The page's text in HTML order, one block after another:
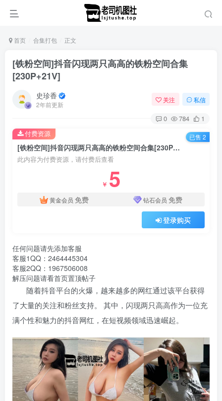
首页 合集打包 正文
[铁粉空间]抖音闪现两只高高的铁粉空间合集
[230P+21V]
史珍香
2年前更新
关注 私信
0 784 1
[铁粉空间]抖音闪现两只高高的铁粉空间合集[230P+21V]
此内容为付费资源，请付费后查看
￥ 5
黄金会员 免费 钻石会员 免费
登录购买
付费资源 已售 2
任何问题请先添加客服
客服1QQ：2464445304
客服2QQ：1967506008
解压问题请看首页置顶帖子
随着抖音平台的火爆，越来越多的网红通过该平台获得
了大量的关注和粉丝支持。 其中，闪现两只高高作为一位充
满个性和魅力的抖音网红，在短视频领域迅速崛起。